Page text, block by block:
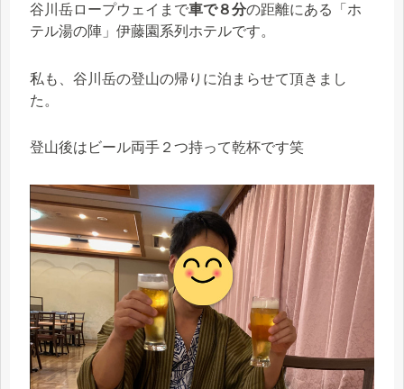
谷川岳ロープウェイまで車で８分の距離にある「ホ
テル湯の陣」伊藤園系列ホテルです。
私も、谷川岳の登山の帰りに泊まらせて頂きまし
た。
登山後はビール両手２つ持って乾杯です笑